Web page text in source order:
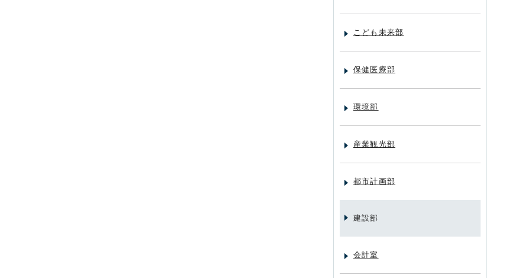
こども未来部
保健医療部
環境部
産業観光部
都市計画部
建設部
会計室